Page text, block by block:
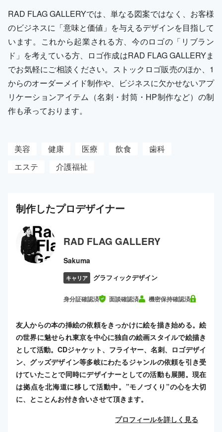
RAD FLAG GALLERYでは、単なる図案ではなく、お客様
のビジネスに「意味と価値」を与えるデザインを目指して
います。これから起業される方、今のロゴの「リブラン
ド」を考えている方、ロゴ作成はRAD FLAG GALLERYま
でお気軽にご相談ください。ストックロゴ販売のほか、1
からのオーダーメイド制作や、ビジネスに欠かせないアプ
リケーションアイテム（名刺・封筒・HP制作など）の制
作も承っております。
美容 健康 医療 飲食
歯科
エステ
介護福祉
制作したプロデザイナー
RAD FLAG GALLERY
Sakuma
キャリア グラフィックデザイン
身分証確認済 面談確認済 機密保持確認済
友人からの本の挿絵の依頼をきっかけに絵を描き始める。絵
の世界に魅せられ東京を中心に独自の絵画スタイルで絵描き
として活動。CDジャケット、フライヤー、名刺、ロゴデザイ
ン、グッズデザイン等多岐にわたるジャンルの依頼を引き受
けていたことで同時にデザイナーとしての活動も展開。現在
は拠点を北海道に移して活動中。”モノづくり”の心を大切
に、とことんお付き合いさせて頂きます。
プロフィールを詳しく見る